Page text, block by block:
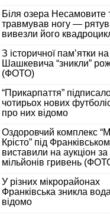
Біля озера Несамовите
травмував ногу —
вивезли його
З історичної памʼятки на
Шашкевича “зникли”
(ФОТО)
“Прикарпаття”
чотирьох нових
про них відомо
Оздоровчий комплекс
Крісто” під Франківськом
виставили на аукціон
мільйонів гривень
У різних мікрорайонах
Франківська зникла
відомо